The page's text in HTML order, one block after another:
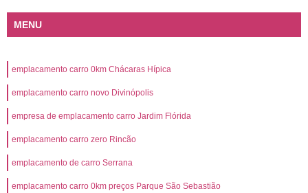
MENU
emplacamento carro 0km Chácaras Hípica
emplacamento carro novo Divinópolis
empresa de emplacamento carro Jardim Flórida
emplacamento carro zero Rincão
emplacamento de carro Serrana
emplacamento carro 0km preços Parque São Sebastião